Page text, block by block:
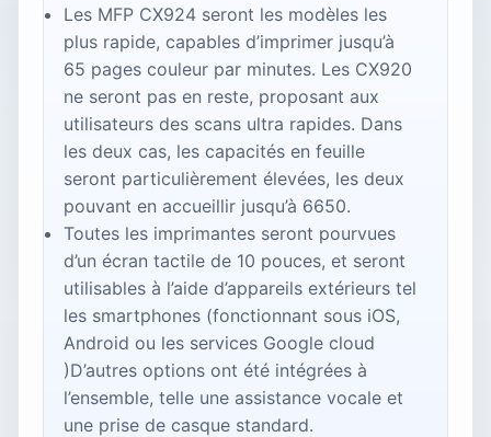
Les MFP CX924 seront les modèles les
plus rapide, capables d’imprimer jusqu’à
65 pages couleur par minutes. Les CX920
ne seront pas en reste, proposant aux
utilisateurs des scans ultra rapides. Dans
les deux cas, les capacités en feuille
seront particulièrement élevées, les deux
pouvant en accueillir jusqu’à 6650.
Toutes les imprimantes seront pourvues
d’un écran tactile de 10 pouces, et seront
utilisables à l’aide d’appareils extérieurs tel
les smartphones (fonctionnant sous iOS,
Android ou les services Google cloud
)D’autres options ont été intégrées à
l’ensemble, telle une assistance vocale et
une prise de casque standard.